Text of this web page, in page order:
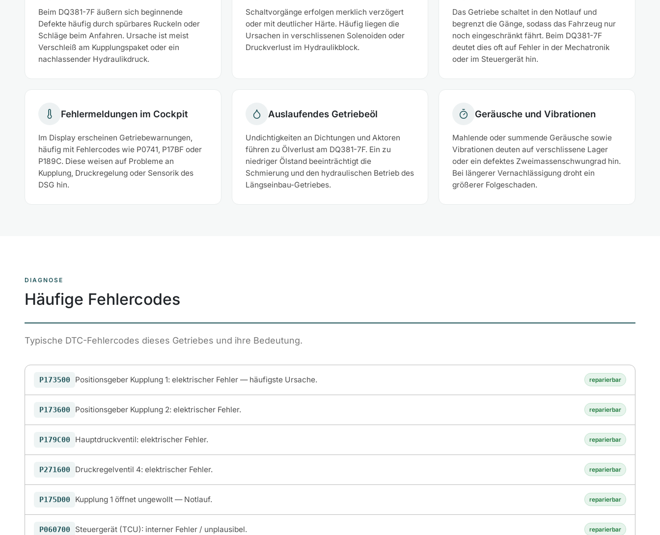
Beim DQ381-7F äußern sich beginnende
Defekte häufig durch spürbares Ruckeln oder
Schläge beim Anfahren. Ursache ist meist
Verschleiß am Kupplungspaket oder ein
nachlassender Hydraulikdruck.
Schaltvorgänge erfolgen merklich verzögert
oder mit deutlicher Härte. Häufig liegen die
Ursachen in verschlissenen Solenoiden oder
Druckverlust im Hydraulikblock.
Das Getriebe schaltet in den Notlauf und
begrenzt die Gänge, sodass das Fahrzeug nur
noch eingeschränkt fährt. Beim DQ381-7F
deutet dies oft auf Fehler in der Mechatronik
oder im Steuergerät hin.
Fehlermeldungen im Cockpit
Im Display erscheinen Getriebewarnungen,
häufig mit Fehlercodes wie P0741, P17BF oder
P189C. Diese weisen auf Probleme an
Kupplung, Druckregelung oder Sensorik des
DSG hin.
Auslaufendes Getriebeöl
Undichtigkeiten an Dichtungen und Aktoren
führen zu Ölverlust am DQ381-7F. Ein zu
niedriger Ölstand beeinträchtigt die
Schmierung und den hydraulischen Betrieb des
Längseinbau-Getriebes.
Geräusche und Vibrationen
Mahlende oder summende Geräusche sowie
Vibrationen deuten auf verschlissene Lager
oder ein defektes Zweimassenschwungrad hin.
Bei längerer Vernachlässigung droht ein
größerer Folgeschaden.
DIAGNOSE
Häufige Fehlercodes
Typische DTC-Fehlercodes dieses Getriebes und ihre Bedeutung.
P173500 Positionsgeber Kupplung 1: elektrischer Fehler — häufigste Ursache. reparierbar
P173600 Positionsgeber Kupplung 2: elektrischer Fehler. reparierbar
P179C00 Hauptdruckventil: elektrischer Fehler. reparierbar
P271600 Druckregelventil 4: elektrischer Fehler. reparierbar
P175D00 Kupplung 1 öffnet ungewollt — Notlauf. reparierbar
P060700 Steuergerät (TCU): interner Fehler / unplausibel. reparierbar